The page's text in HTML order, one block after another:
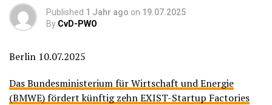
Published 1 Jahr ago on 19.07.2025
By CvD-PWO
Berlin 10.07.2025
Das Bundesministerium für Wirtschaft und Energie
(BMWE) fördert künftig zehn EXIST-Startup Factories